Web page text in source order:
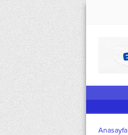
Anasayfa